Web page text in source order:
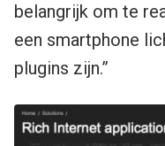
belangrijk om te
een smartphone
plugins zijn.”